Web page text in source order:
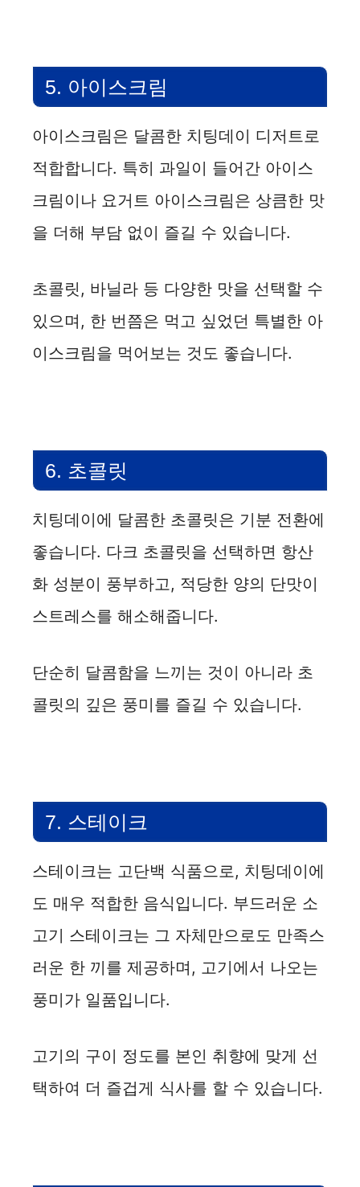
5. 아이스크림
아이스크림은 달콤한 치팅데이 디저트로
적합합니다. 특히 과일이 들어간 아이스
크림이나 요거트 아이스크림은 상큼한 맛
을 더해 부담 없이 즐길 수 있습니다.
초콜릿, 바닐라 등 다양한 맛을 선택할 수
있으며, 한 번쯤은 먹고 싶었던 특별한 아
이스크림을 먹어보는 것도 좋습니다.
6. 초콜릿
치팅데이에 달콤한 초콜릿은 기분 전환에
좋습니다. 다크 초콜릿을 선택하면 항산
화 성분이 풍부하고, 적당한 양의 단맛이
스트레스를 해소해줍니다.
단순히 달콤함을 느끼는 것이 아니라 초
콜릿의 깊은 풍미를 즐길 수 있습니다.
7. 스테이크
스테이크는 고단백 식품으로, 치팅데이에
도 매우 적합한 음식입니다. 부드러운 소
고기 스테이크는 그 자체만으로도 만족스
러운 한 끼를 제공하며, 고기에서 나오는
풍미가 일품입니다.
고기의 구이 정도를 본인 취향에 맞게 선
택하여 더 즐겁게 식사를 할 수 있습니다.